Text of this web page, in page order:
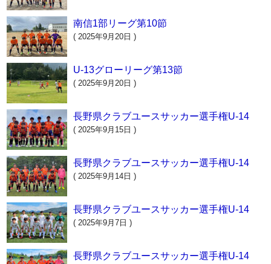
南信1部リーグ第10節
( 2025年9月20日 )
U-13グローリーグ第13節
( 2025年9月20日 )
長野県クラブユースサッカー選手権U-14
( 2025年9月15日 )
長野県クラブユースサッカー選手権U-14
( 2025年9月14日 )
長野県クラブユースサッカー選手権U-14
( 2025年9月7日 )
長野県クラブユースサッカー選手権U-14